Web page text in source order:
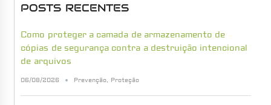
POSTS RECENTES
Como proteger a camada de armazenamento de
cópias de segurança contra a destruição intencional
de arquivos
06/08/2026 Prevenção, Proteção